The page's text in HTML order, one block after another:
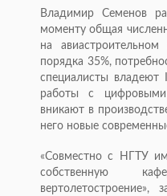
Владимир Семенов
моменту общая
на авиастроительном
порядка 35%,
специалисты владеют
работы с
вникают в
него новые
«Совместно с НГТУ
собственную